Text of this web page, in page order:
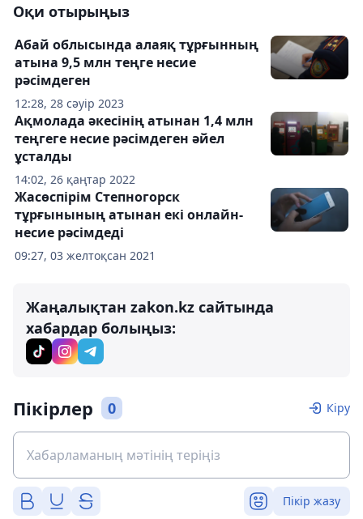
Оқи отырыңыз
12:28, 28 сәуір 2023
Абай облысында алаяқ тұрғынның
атына 9,5 млн теңге несие
рәсімдеген
14:02, 26 қаңтар 2022
Ақмолада әкесінің атынан 1,4 млн
теңгеге несие рәсімдеген әйел
ұсталды
09:27, 03 желтоқсан 2021
Жасөспірім Степногорск
тұрғынының атынан екі онлайн-
несие рәсімдеді
Жаңалықтан zakon.kz сайтында
хабардар болыңыз:
Пікірлер 0 Кіру
Пікір жазу